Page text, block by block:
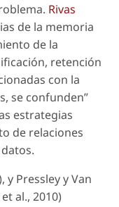
Rivas
de la memoria
de la
retención
con la
se confunden”
estrategias
de relaciones
y Pressley y Van
et al., 2010)